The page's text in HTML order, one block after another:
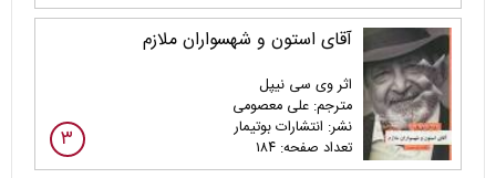
آقای استون و شهسواران ملازم
اثر وی سی نیپل
مترجم: علی معصومی
نشر: انتشارات بوتیمار
تعداد صفحه: ۱۸۴
۳